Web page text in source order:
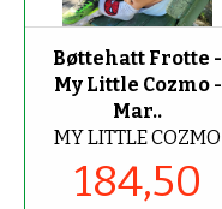
-50%
Bøttehatt Frotte -
My Little Cozmo -
Mar..
MY LITTLE COZMO
184,50